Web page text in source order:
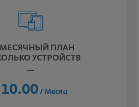
ПЛАН
УСТРОЙСТВ
/ Месяц